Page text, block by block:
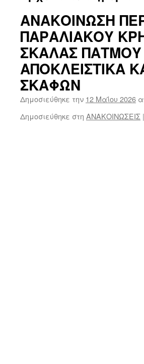
ΑΝΑΚΟΙΝΩΣΗ
ΠΑΡΑΛΙΑΚΟΥ
ΣΚΑΛΑΣ ΠΑΤΜΟΥ
ΑΠΟΚΛΕΙΣΤΙΚΑ
ΣΚΑΦΩΝ
Δημοσιεύθηκε την 12 Μαΐου 2026
Δημοσιεύθηκε στη ΑΝΑΚΟΙΝΩΣΕΙΣ |